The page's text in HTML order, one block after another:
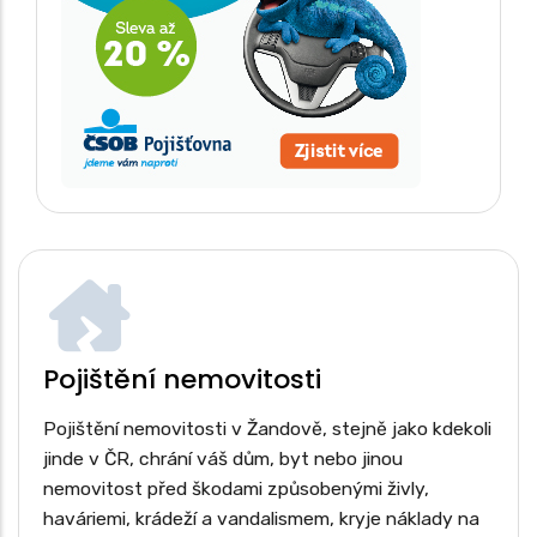
Pojištění nemovitosti
Pojištění nemovitosti v Žandově, stejně jako kdekoli
jinde v ČR, chrání váš dům, byt nebo jinou
nemovitost před škodami způsobenými živly,
haváriemi, krádeží a vandalismem, kryje náklady na